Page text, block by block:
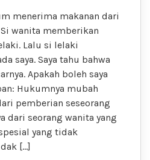
menerima makanan dari
wanita memberikan
Lalu si lelaki
saya. Saya tahu bahwa
Apakah boleh saya
Hukumnya mubah
pemberian seseorang
dari seorang wanita yang
yang tidak
[…]